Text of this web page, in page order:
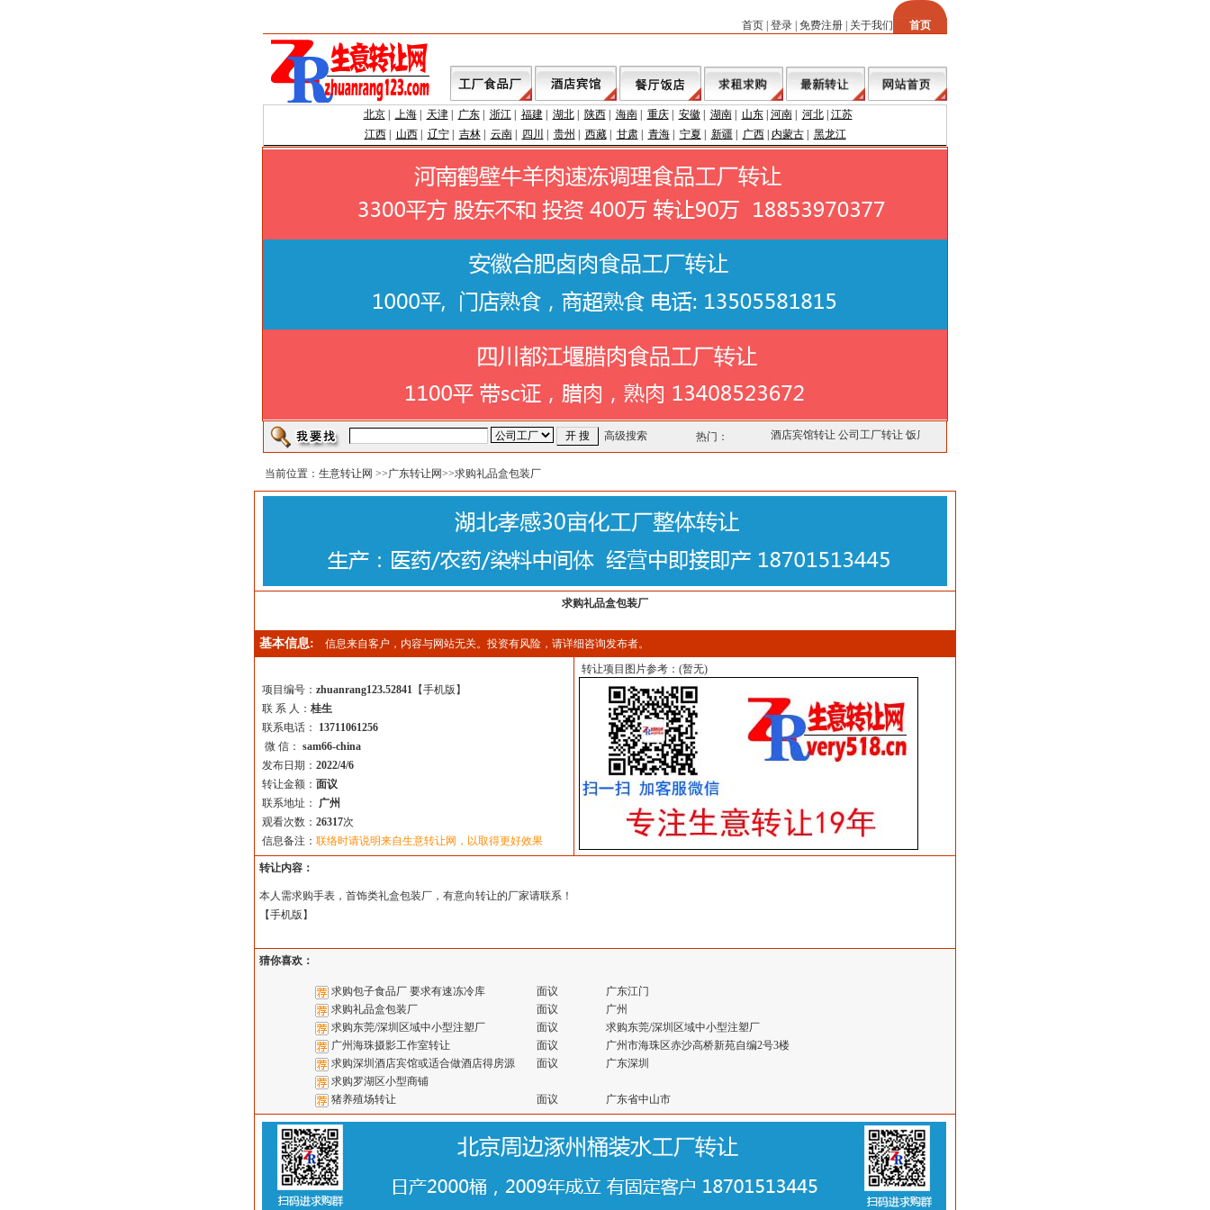
首页 登录 免费注册 关于我们 首页
北京| 上海| 天津| 广东| 浙江| 福建| 湖北| 陕西| 海南| 重庆| 安徽| 湖南| 山东| 河南| 河北| 江苏
江西| 山西| 辽宁| 吉林| 云南| 四川 贵州 西藏| 甘肃| 青海| 宁夏 新疆 广西| 内蒙古| 黑龙江
高级搜索 热门： 酒店宾馆转让 公司工厂转让 饭店酒楼转让
当前位置： 生意转让网 >>广东转让网>>求购礼品盒包装厂
求购礼品盒包装厂
基本信息: 信息来自客户，内容与网站无关。投资有风险，请详细咨询发布者。
项目编号： zhuanrang123.52841 【手机版 】
联 系 人： 桂生
联系电话：
13711061256
微 信： sam66-china
发布日期： 2022/4/6
转让金额： 面议
联系地址：
广州
观看次数： 26317次
信息备注： 联络时请说明来自生意转让网，以取得更好效果
转让项目图片参考：(暂无)
转让内容：
本人需求购手表，首饰类礼盒包装厂，有意向转让的厂家请联系！
【手机版 】
猜你喜欢：
求购包子食品厂 要求有速冻冷库 面议
广东江门
求购礼品盒包装厂
面议
广州
求购东莞/深圳区域中小型注塑厂
面议
求购东莞/深圳区域中小型注塑厂
广州海珠摄影工作室转让
面议
广州市海珠区赤沙高桥新苑自编2号3楼
求购深圳酒店宾馆或适合做酒店得房源
面议
广东深圳
求购罗湖区小型商铺
猪养殖场转让
面议 广东省中山市